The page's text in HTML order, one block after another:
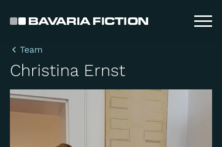
zum
Team
Christina Ernst